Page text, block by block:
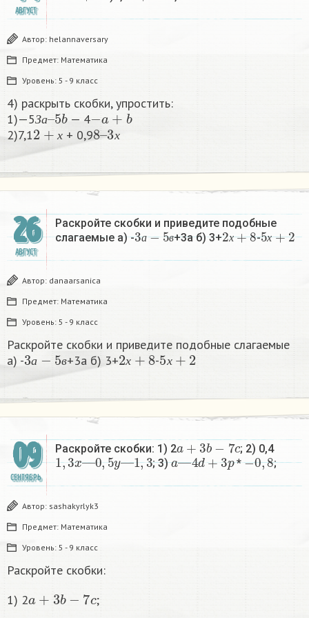
АВГУСТ
Автор: helannaversary
Предмет: Математика
Уровень: 5 - 9 класс
4) раскрыть скобки, упростить:
1)—5 З а
За–
5b
— 4
−a+b
2)7,1 х
2+х
+ 0,9 х
8–
3х
26
АВГУСТ
Раскройте скобки и приведите подобные
слагаемые а) -
а в
3а−5в
+3а б) 3+ х
2х+8
- х
5х+ 2
Автор: danaarsanica
Предмет: Математика
Уровень: 5 - 9 класс
Раскройте скобки и приведите подобные слагаемые
а) -
а в
3а−5в
+3а б) 3+ х
2х+8
- х
5х +2
09
СЕНТЯБРЬ
Раскройте скобки: 1) 2
a + 3b−7c
; 2) 0,4
1,3x—0,5y—1,3
; 3)
a—4d+3p
*
−0,8
;
Автор: sashakyrlyk3
Предмет: Математика
Уровень: 5 - 9 класс
Раскройте скобки:
1) 2
b−
;